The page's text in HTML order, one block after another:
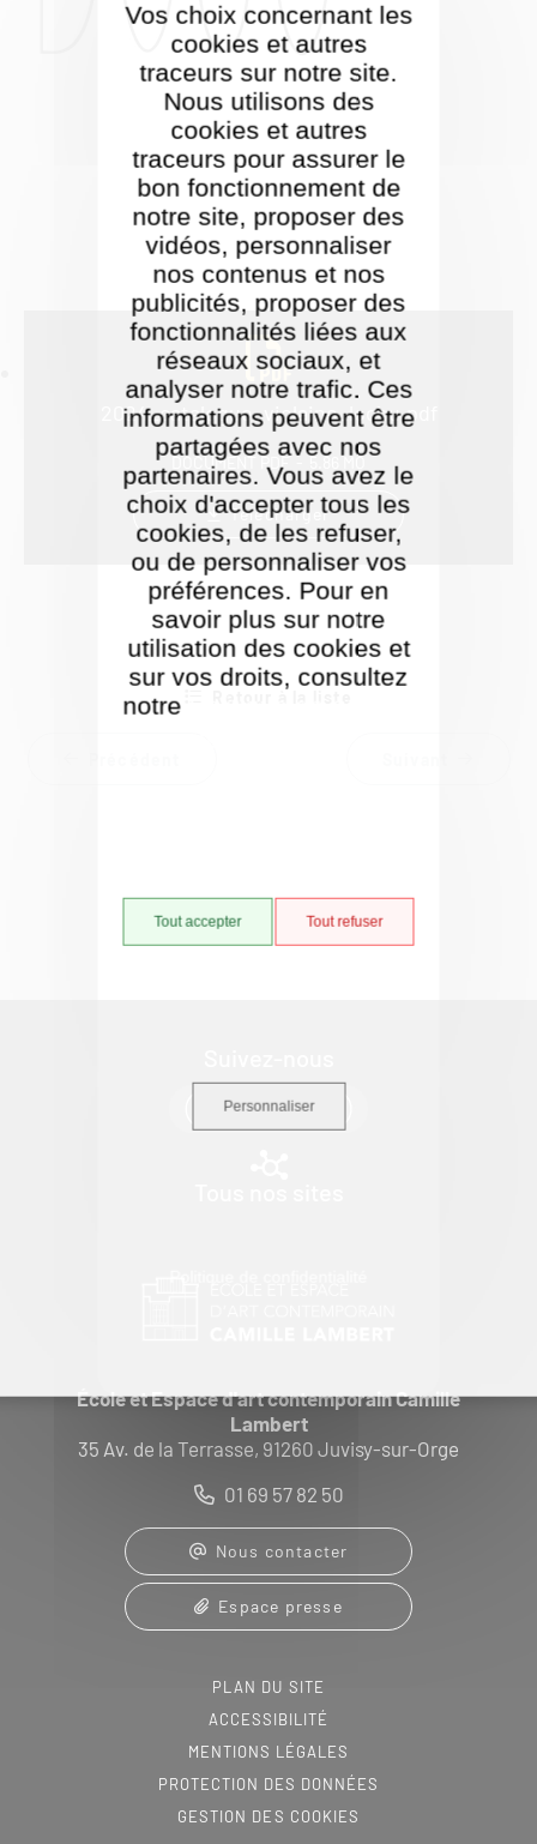
Vos choix concernant les
cookies et autres
traceurs sur notre site.
Nous utilisons des
cookies et autres
traceurs pour assurer le
bon fonctionnement de
notre site, proposer des
vidéos, personnaliser
nos contenus et nos
publicités, proposer des
fonctionnalités liées aux
réseaux sociaux, et
analyser notre trafic. Ces
informations peuvent être
partagées avec nos
partenaires. Vous avez le
choix d'accepter tous les
cookies, de les refuser,
ou de personnaliser vos
préférences. Pour en
savoir plus sur notre
utilisation des cookies et
sur vos droits, consultez
notre
Tout accepter Tout refuser
Personnaliser
2024_catalogue_violaine_lochu.pdf
DOCUMENT PDF 5.86 MO
Télécharger
École et Espace d'art contemporain Camille
Lambert
35 Av. de la Terrasse, 91260 Juvisy-sur-Orge
01 69 57 82 50
Nous contacter
Espace presse
PLAN DU SITE
ACCESSIBILITÉ
MENTIONS LÉGALES
PROTECTION DES DONNÉES
GESTION DES COOKIES